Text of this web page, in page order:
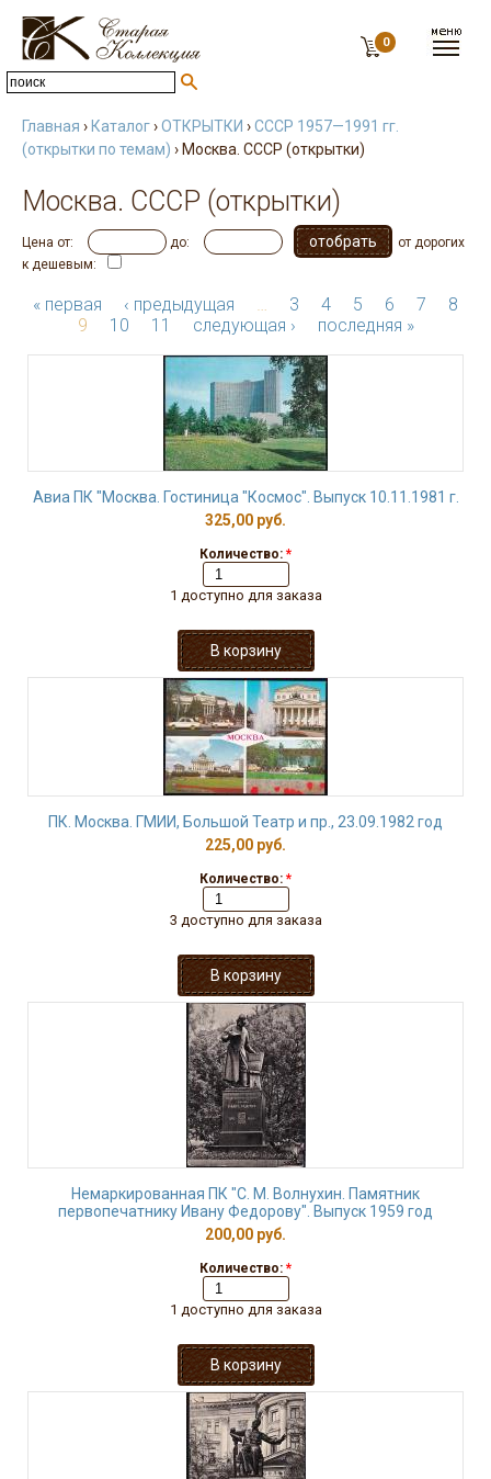
0
Главная › Каталог›ОТКРЫТКИ ›СССР 1957—1991 гг.
(открытки по темам) › Москва. СССР (открытки)
Москва. СССР (открытки)
Цена от: до:
от дорогих
к дешевым:
« первая ‹ предыдущая … 3 4 5 6 7
8
9
10 11 следующая › последняя »
Авиа ПК "Москва. Гостиница "Космос". Выпуск 10.11.1981 г.
325,00 руб.
Количество: *
1 доступно для заказа
ПК. Москва. ГМИИ, Большой Театр и пр., 23.09.1982 год
225,00 руб.
Количество: *
3 доступно для заказа
Немаркированная ПК "С. М. Волнухин. Памятник
первопечатнику Ивану Федорову". Выпуск 1959 год
200,00 руб.
Количество: *
1 доступно для заказа